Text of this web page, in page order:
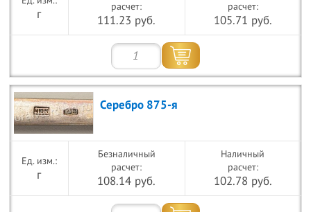
г
расчет:
111.23 руб.
расчет:
105.71 руб.
Серебро 875-я
г
Безналичный
расчет:
108.14 руб.
Наличный
расчет:
102.78 руб.